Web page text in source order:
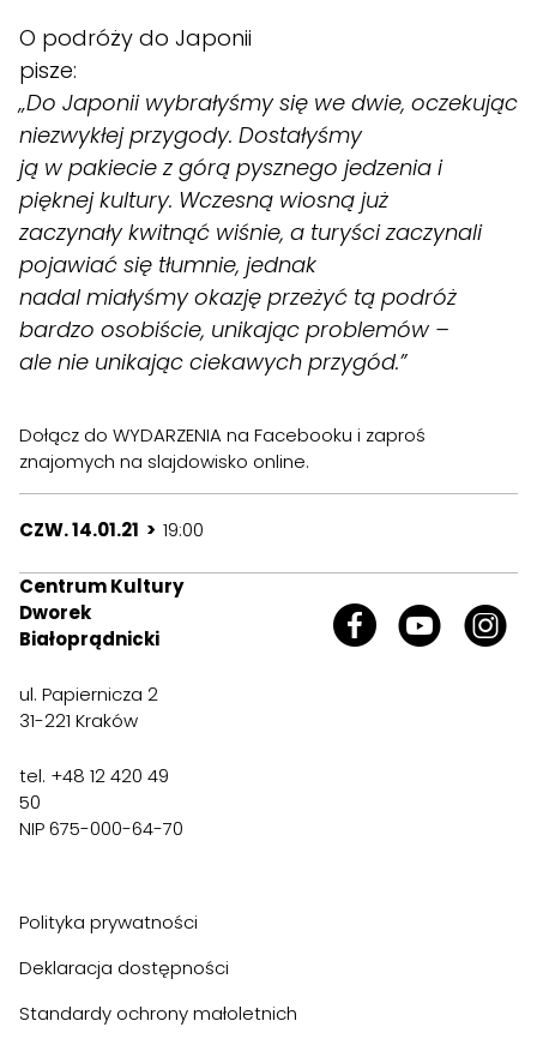
O podróży do Japonii
pisze:
„Do Japonii wybrałyśmy się we dwie, oczekując
niezwykłej przygody. Dostałyśmy
ją w pakiecie z górą pysznego jedzenia i
pięknej kultury. Wczesną wiosną już
zaczynały kwitnąć wiśnie, a turyści zaczynali
pojawiać się tłumnie, jednak
nadal miałyśmy okazję przeżyć tą podróż
bardzo osobiście, unikając problemów –
ale nie unikając ciekawych przygód.”
Dołącz do WYDARZENIAna Facebooku i zaproś
znajomych na slajdowisko online.
CZW. 14.01.21 > 19:00
Centrum Kultury
Dworek
Białoprądnicki
ul. Papiernicza 2
31-221 Kraków
tel. +48 12 420 49
50
NIP 675-000-64-70
Polityka prywatności
Deklaracja dostępności
Standardy ochrony małoletnich